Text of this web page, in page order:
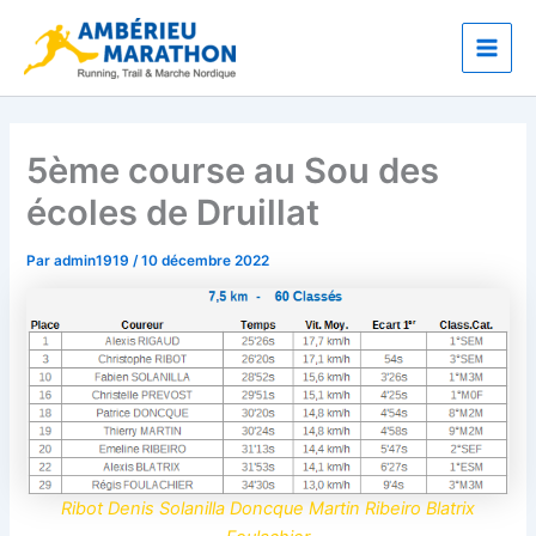
contenu
Main
5ème course au Sou des
écoles de Druillat
Paradmin1919/10 décembre 2022
Ribot Denis Solanilla Doncque Martin Ribeiro Blatrix